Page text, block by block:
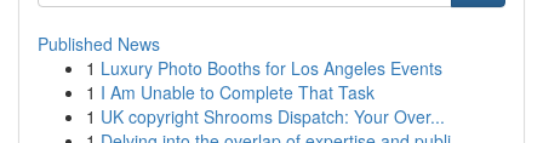
Published News
1 Luxury Photo Booths for Los Angeles Events
1 I Am Unable to Complete That Task
1 UK copyright Shrooms Dispatch: Your Over...